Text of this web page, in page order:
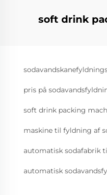
soft drink
pris på
soft drink packing
maskine til fyldning af
automatisk sodafabrik
automatisk